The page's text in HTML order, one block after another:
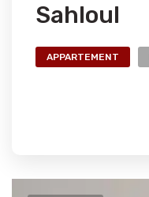
Sahloul
APPARTEMENT